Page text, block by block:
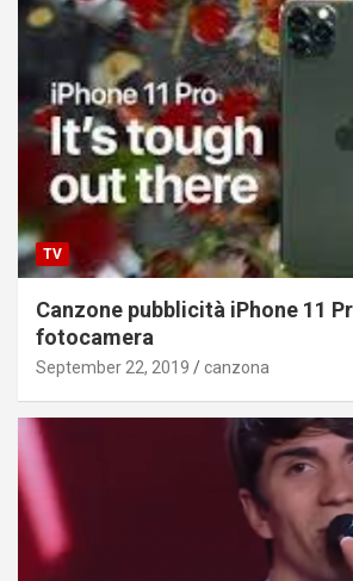
TV
Canzone pubblicità iPhone 11
fotocamera
September 22, 2019 canzona